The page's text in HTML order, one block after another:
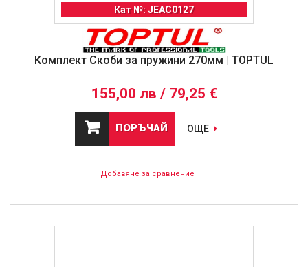
Кат №: JEAC0127
Комплект Скоби за пружини 270мм | TOPTUL
155,00 лв / 79,25 €
ПОРЪЧАЙ ОЩЕ
Добавяне за сравнение